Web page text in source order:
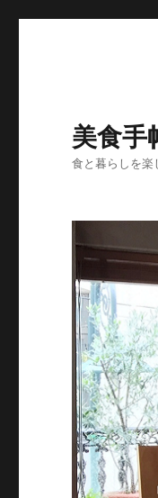
美食手
食と暮らしを楽